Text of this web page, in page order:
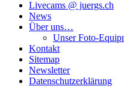
Live­cams @ juergs.ch
News
Über uns…
Unser Foto-
Kon­takt
Site­map
News­let­ter
Daten­schutz­er­klä­rung